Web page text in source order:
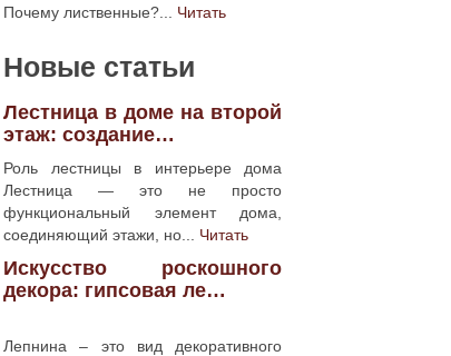
Почему лиственные?... Читать
Новые статьи
Лестница в доме на второй
этаж: создание…
Роль лестницы в интерьере дома
Лестница — это не просто
функциональный элемент дома,
соединяющий этажи, но... Читать
Искусство роскошного
декора: гипсовая ле…
Лепнина – это вид декоративного